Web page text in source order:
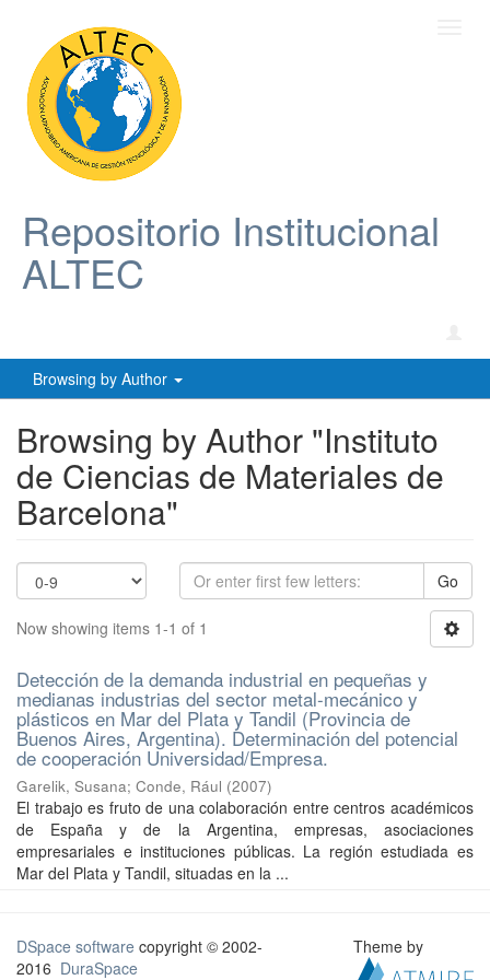
Repositorio Institucional
ALTEC
Browsing by Author
Browsing by Author "Instituto
de Ciencias de Materiales de
Barcelona"
Go
Now showing items 1-1 of 1
Detección de la demanda industrial en pequeñas y
medianas industrias del sector metal-mecánico y
plásticos en Mar del Plata y Tandil (Provincia de
Buenos Aires, Argentina). Determinación del potencial
de cooperación Universidad/Empresa.
Garelik, Susana; Conde, Rául (2007)
El trabajo es fruto de una colaboración entre centros académicos
de España y de la Argentina, empresas, asociaciones
empresariales e instituciones públicas. La región estudiada es
Mar del Plata y Tandil, situadas en la ...
DSpace software copyright © 2002-
2016 DuraSpace
Theme by